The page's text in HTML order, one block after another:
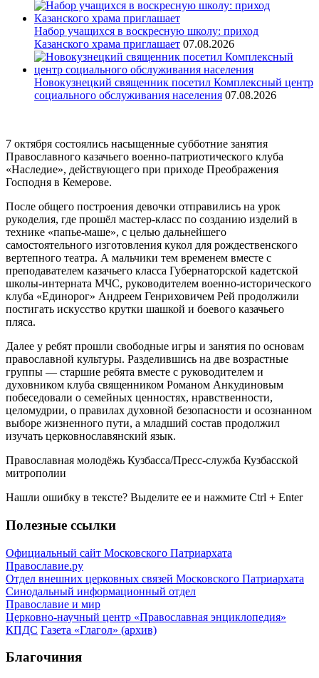
Набор учащихся в воскресную школу: приход
Казанского храма приглашает 07.08.2026
Новокузнецкий священник посетил Комплексный центр
социального обслуживания населения 07.08.2026
7 октября состоялись насыщенные субботние занятия
Православного казачьего военно-патриотического клуба
«Наследие», действующего при приходе Преображения
Господня в Кемерове.
После общего построения девочки отправились на урок
рукоделия, где прошёл мастер-класс по созданию изделий в
технике «папье-маше», с целью дальнейшего
самостоятельного изготовления кукол для рождественского
вертепного театра. А мальчики тем временем вместе с
преподавателем казачьего класса Губернаторской кадетской
школы-интерната МЧС, руководителем военно-исторического
клуба «Единорог» Андреем Генриховичем Рей продолжили
постигать искусство крутки шашкой и боевого казачьего
пляса.
Далее у ребят прошли свободные игры и занятия по основам
православной культуры. Разделившись на две возрастные
группы — старшие ребята вместе с руководителем и
духовником клуба священником Романом Анкудиновым
побеседовали о семейных ценностях, нравственности,
целомудрии, о правилах духовной безопасности и осознанном
выборе жизненного пути, а младший состав продолжил
изучать церковнославянский язык.
Православная молодёжь Кузбасса/Пресс-служба Кузбасской
митрополии
Нашли ошибку в тексте? Выделите ее и нажмите Ctrl + Enter
Полезные ссылки
Официальный сайт Московского Патриархата
Православие.ру
Отдел внешних церковных связей Московского Патриархата
Синодальный информационный отдел
Православие и мир
Церковно-научный центр «Православная энциклопедия»
КПДС Газета «Глагол» (архив)
Благочиния